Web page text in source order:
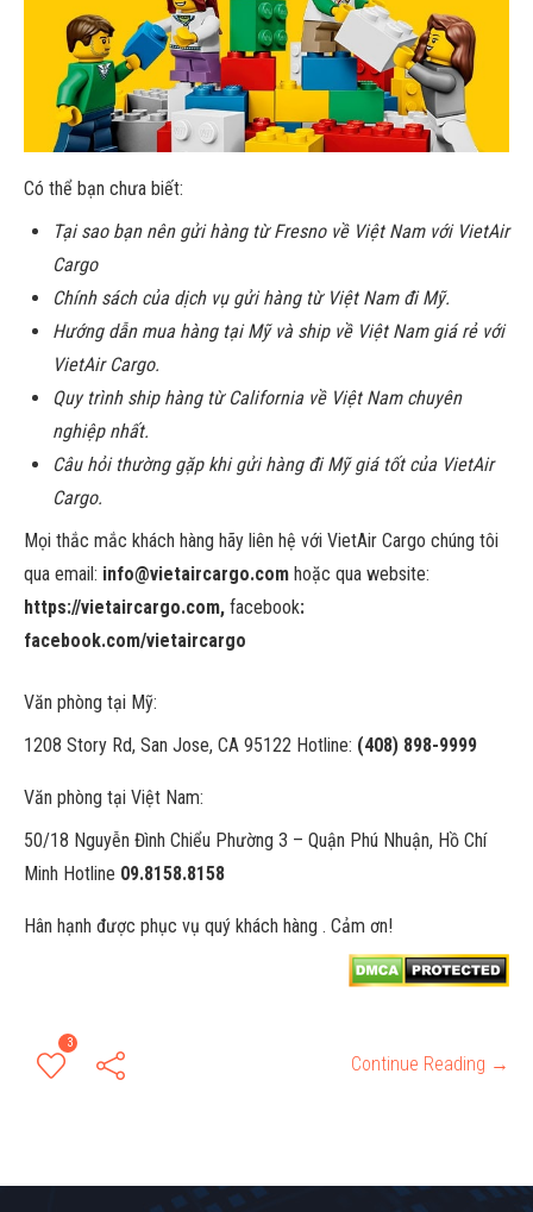
Có thể bạn chưa biết:
Tại sao bạn nên gửi hàng từ Fresno về Việt Nam với VietAir
Cargo
Chính sách của dịch vụ gửi hàng từ Việt Nam đi Mỹ.
Hướng dẫn mua hàng tại Mỹ và ship về Việt Nam giá rẻ với
VietAir Cargo.
Quy trình ship hàng từ California về Việt Nam chuyên
nghiệp nhất.
Câu hỏi thường gặp khi gửi hàng đi Mỹ giá tốt của VietAir
Cargo.
Mọi thắc mắc khách hàng hãy liên hệ với VietAir Cargo chúng tôi
qua email: info@vietaircargo.com hoặc qua website:
https://vietaircargo.com, facebook:
facebook.com/vietaircargo
Văn phòng tại Mỹ:
1208 Story Rd, San Jose, CA 95122 Hotline: (408) 898-9999
Văn phòng tại Việt Nam:
50/18 Nguyễn Đình Chiểu Phường 3 – Quận Phú Nhuận, Hồ Chí
Minh Hotline 09.8158.8158
Hân hạnh được phục vụ quý khách hàng . Cảm ơn!
3
Continue Reading →